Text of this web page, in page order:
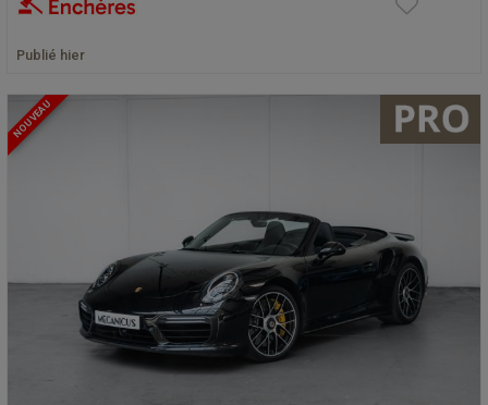
Publié hier
NOUVEAU